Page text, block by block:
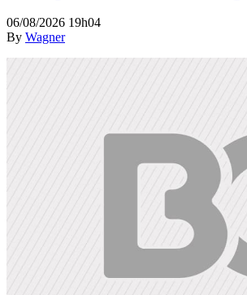
06/08/2026 19h04
By Wagner